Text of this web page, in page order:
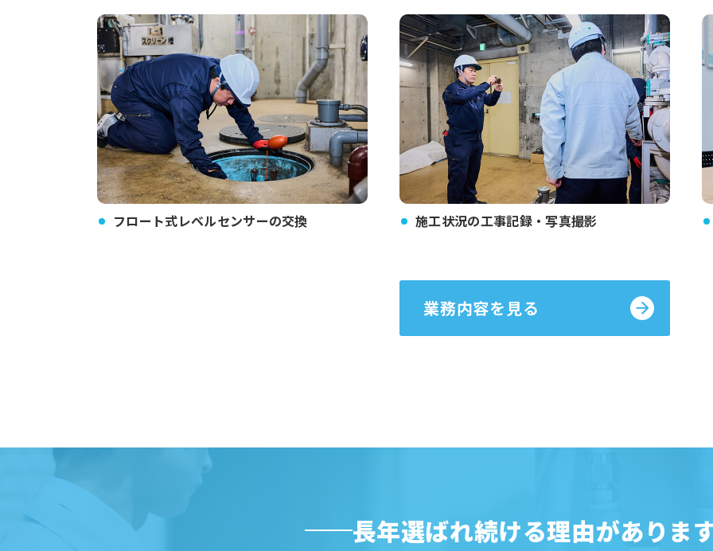
フロート式レベルセンサーの交換 施工状況の工事記録・写真撮影
業務内容を見る
長年選ばれ続ける理由がありま